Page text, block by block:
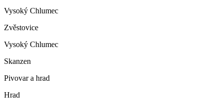
Vysoký Chlumec
Zvěstovice
Vysoký Chlumec
Skanzen
Pivovar a hrad
Hrad